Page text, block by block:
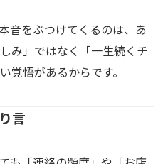
音をぶつけてくるのは、あ
み」ではなく「一生続くチ
覚悟があるからです。
言